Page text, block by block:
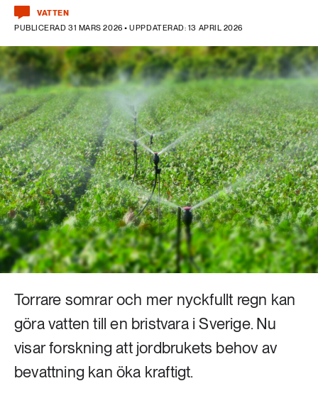
VATTEN
PUBLICERAD 31 MARS 2026 • UPPDATERAD: 13 APRIL 2026
Torrare somrar och mer nyckfullt regn kan
göra vatten till en bristvara i Sverige. Nu
visar forskning att jordbrukets behov av
bevattning kan öka kraftigt.